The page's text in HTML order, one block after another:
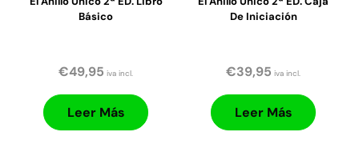
Básico
€49,95 iva incl.
Leer Más
De Iniciación
€39,95 iva incl.
Leer Más